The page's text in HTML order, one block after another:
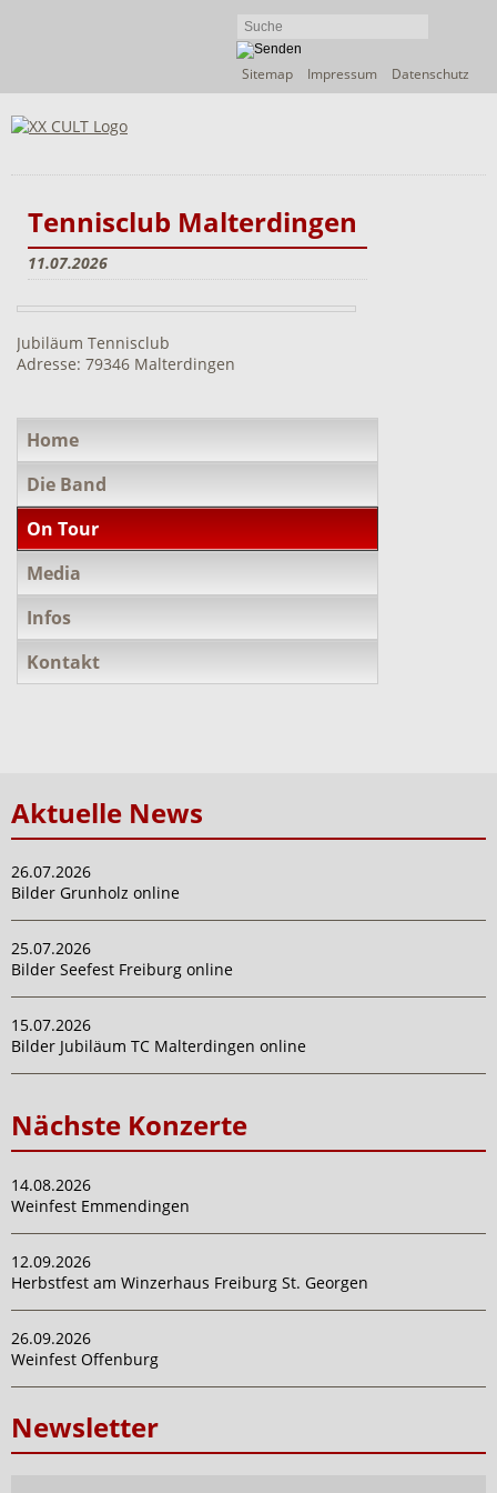
Navigation
Sitemap Impressum Datenschutz
Tennisclub Malterdingen
11.07.2026
Jubiläum Tennisclub
Adresse: 79346 Malterdingen
überspringen
Home
Die Band
On Tour
Media
Infos
Kontakt
Aktuelle News
26.07.2026
Bilder Grunholz online
25.07.2026
Bilder Seefest Freiburg online
15.07.2026
Bilder Jubiläum TC Malterdingen online
Nächste Konzerte
14.08.2026
Weinfest Emmendingen
12.09.2026
Herbstfest am Winzerhaus Freiburg St. Georgen
26.09.2026
Weinfest Offenburg
Newsletter